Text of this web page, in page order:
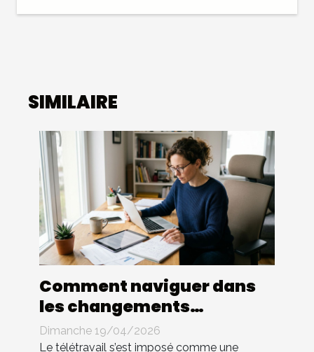
SIMILAIRE
Comment naviguer dans
les changements
législatifs du télétravail ?
Dimanche 19/04/2026
Le télétravail s’est imposé comme une